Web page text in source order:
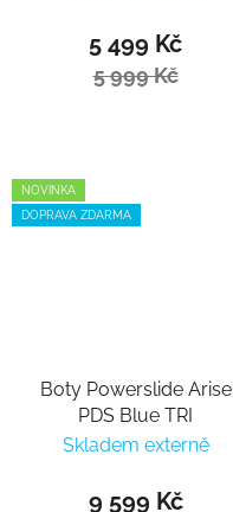
5 499 Kč
5 999 Kč
NOVINKA
DOPRAVA ZDARMA
Boty Powerslide Arise
PDS Blue TRI
Skladem externě
9 599 Kč